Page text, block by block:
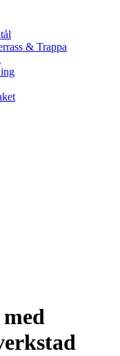
& Trappa